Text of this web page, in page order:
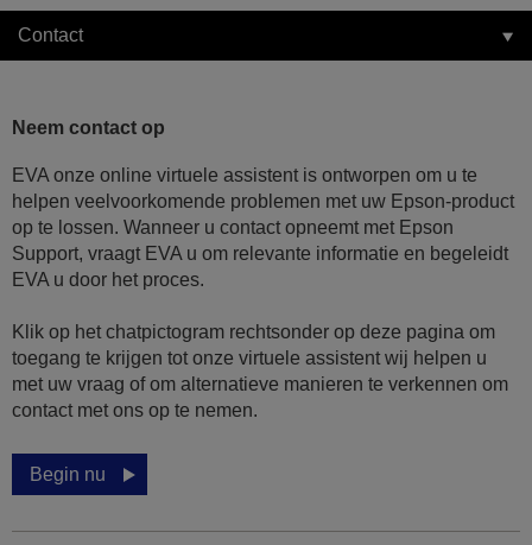
Contact
Neem contact op
EVA onze online virtuele assistent is ontworpen om u te
helpen veelvoorkomende problemen met uw Epson-product
op te lossen. Wanneer u contact opneemt met Epson
Support, vraagt EVA u om relevante informatie en begeleidt
EVA u door het proces.
Klik op het chatpictogram rechtsonder op deze pagina om
toegang te krijgen tot onze virtuele assistent wij helpen u
met uw vraag of om alternatieve manieren te verkennen om
contact met ons op te nemen.
Begin nu